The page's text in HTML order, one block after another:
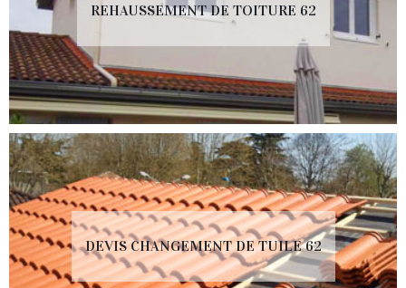
REHAUSSEMENT DE TOITURE 62
DEVIS CHANGEMENT DE TUILE 62